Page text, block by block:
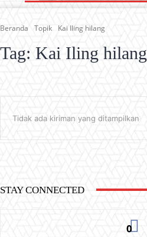
Beranda Topik Kai Iling hilang
Tag: Kai Iling hilang
Tidak ada kiriman yang ditampilkan
STAY CONNECTED
0